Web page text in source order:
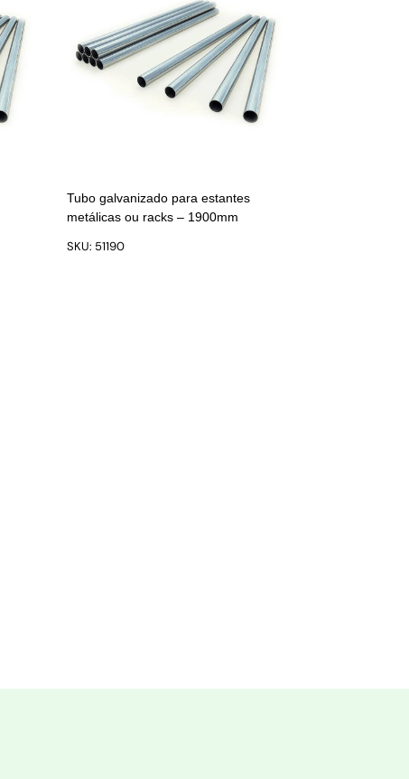
Tubo galvanizado para estantes
metálicas ou racks – 1900mm
SKU: 51190